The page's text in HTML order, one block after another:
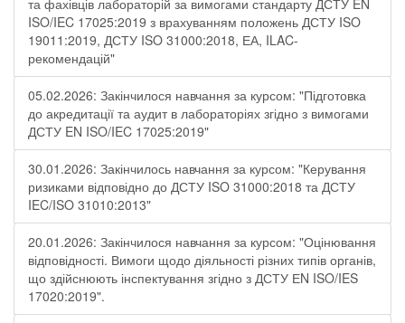
та фахівців лабораторій за вимогами стандарту ДСТУ EN
ISO/IEC 17025:2019 з врахуванням положень ДСТУ ISO
19011:2019, ДСТУ ISO 31000:2018, ЕА, ILAC-
рекомендацій"
05.02.2026: Закінчилося навчання за курсом: "Підготовка
до акредитації та аудит в лабораторіях згідно з вимогами
ДСТУ EN ISO/IEC 17025:2019"
30.01.2026: Закінчилось навчання за курсом: "Керування
ризиками відповідно до ДСТУ ISO 31000:2018 та ДСТУ
IEC/ISO 31010:2013"
20.01.2026: Закінчилося навчання за курсом: "Оцінювання
відповідності. Вимоги щодо діяльності різних типів органів,
що здійснюють інспектування згідно з ДСТУ ЕN ISO/IES
17020:2019".